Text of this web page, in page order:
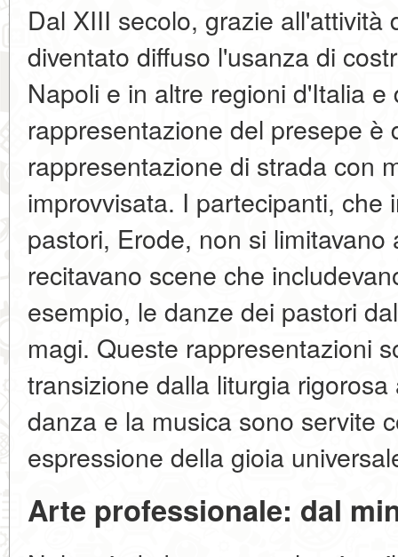
Dal XIII secolo, grazie all'attività
diventato diffuso l'usanza di
Napoli e in altre regioni d'Italia
rappresentazione del presepe è
rappresentazione di strada con
improvvisata. I partecipanti, che
pastori, Erode, non si
recitavano scene che
esempio, le danze dei pastori
magi. Queste rappresentazioni
transizione dalla liturgia
danza e la musica sono servite
espressione della gioia
Arte professionale: dal